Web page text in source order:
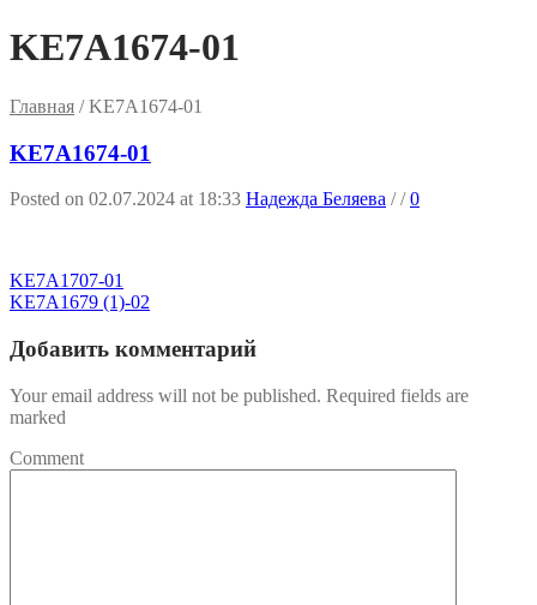
KE7A1674-01
Главная / KE7A1674-01
KE7A1674-01
Posted on 02.07.2024 at 18:33 Надежда Беляева //0
KE7A1707-01
KE7A1679 (1)-02
Добавить комментарий
Your email address will not be published. Required fields are
marked
Comment